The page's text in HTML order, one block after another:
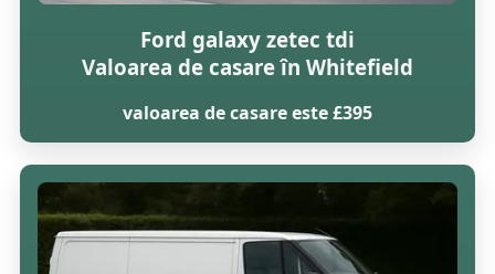
Ford galaxy zetec tdi
Valoarea de casare în Whitefield
valoarea de casare este £395